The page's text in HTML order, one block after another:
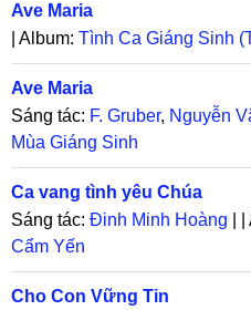
Ave Maria
| Album: Tình Ca Giáng Sinh
Ave Maria
Sáng tác: F. Gruber, Nguyễn
Mùa Giáng Sinh
Ca vang tình yêu Chúa
Sáng tác: Đinh Minh Hoàng |
Cẩm Yến
Cho Con Vững Tin